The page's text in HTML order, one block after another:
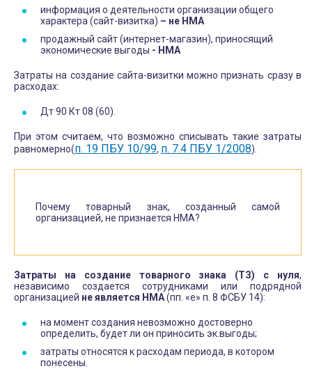
информация о деятельности организации общего
характера (сайт-визитка) – не НМА
продажный сайт (интернет-магазин), приносящий
экономические выгоды - НМА
Затраты на создание сайта-визитки можно признать сразу в
расходах:
Дт 90 Кт 08 (60).
При этом считаем, что возможно списывать такие затраты
равномерно(п. 19 ПБУ 10/99, п. 7.4 ПБУ 1/2008).
Почему товарный знак, созданный самой
организацией, не признается НМА?
Затраты на создание товарного знака (ТЗ) с нуля,
независимо создается сотрудниками или подрядной
организацией не является НМА(пп. «е» п. 8 ФСБУ 14):
на момент создания невозможно достоверно
определить, будет ли он приносить эк.выгоды;
затраты относятся к расходам периода, в котором
понесены.